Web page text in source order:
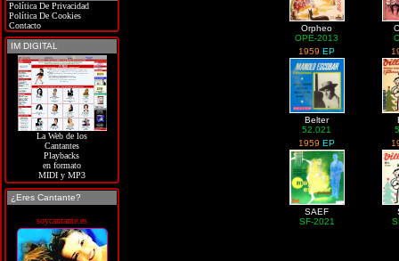
Política De Privacidad
Política De Cookies
Contacto
IM DIGITAL
La Web de los
Cantantes
Playbacks
en formato
MIDI y MP3
¿Eres Cantante?
soycantante.es
Orpheo
OPE-2013
1959EP
Belter
52.021
1959EP
SAEF
SF-2021